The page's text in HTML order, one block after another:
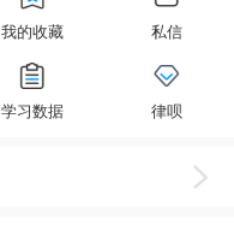
我的收藏 私信
学习数据 律呗